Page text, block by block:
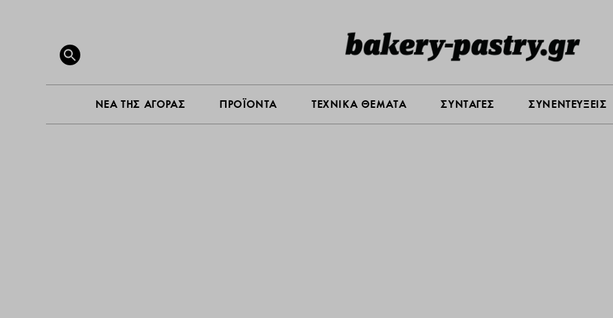
Search
for:
SEARCH BUTTON
ΝΕΑ ΤΗΣ ΑΓΟΡΑΣ ΠΡΟΪΟΝΤΑ ΤΕΧΝΙΚΑ ΘΕΜΑΤΑ ΣΥΝΤΑΓΕΣ ΣΥΝΕΝΤΕΥΞΕΙΣ